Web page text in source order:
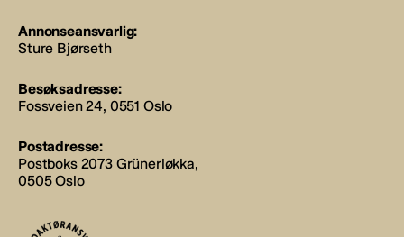
Annonseansvarlig:
Sture Bjørseth
Besøksadresse:
Fossveien 24, 0551 Oslo
Postadresse:
Postboks 2073 Grünerløkka,
0505 Oslo